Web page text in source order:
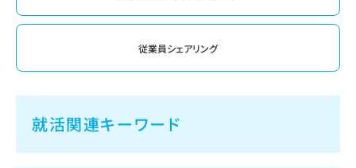
従業員シェアリング
就活関連キーワード